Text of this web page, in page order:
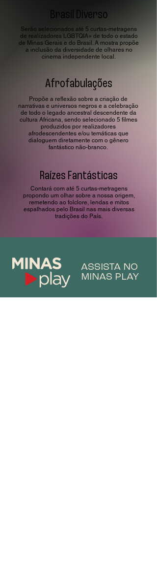
Brasil Diverso
Serão selecionados até 5 curtas-metragens
de realizadores LGBTQIA+ de todo o estado
de Minas Gerais e do Brasil. A mostra propõe
a inclusão da diversidade de olhares no
cinema independente local.
Afrofabulações
Propõe a reflexão sobre a criação de
narrativas e universos negros e a celebração
de todo o legado ancestral descendente da
cultura Africana, sendo selecionado 5 filmes
produzidos por realizadores
afrodescendentes e/ou temáticas que
dialoguem diretamente com o gênero
fantástico não-branco.
Raízes Fantásticas
Contará com até 5 curtas-metragens
propondo um olhar sobre a nossa origem,
remetendo ao folclore, lendas e mitos
espalhados pelo Brasil nas mais diversas
tradições do País.
ASSISTA NO
MINAS PLAY